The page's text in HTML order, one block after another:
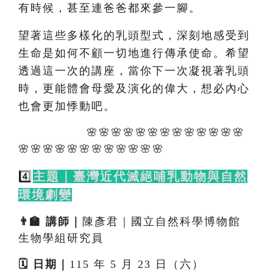
有時候，甚至連爸爸都來參一腳。
望著這些多樣化的乳頭型式，深刻地感受到
生命是如何不顧一切地進行傳承使命。希望
透過這一次的講座，當你下一次凝視著乳頭
時，更能體會母愛及演化的偉大，想必內心
也會更加悸動吧。
🌸🌸🌸🌸🌸🌸🌸🌸🌸🌸🌸🌸🌸
🌸🌸🌸🌸🌸🌸🌸🌸🌸🌸🌸🌸
4️⃣ 主題｜臺灣近代滅絕哺乳動物與自然
環境劇變
👨‍🏫 講師｜ 陳彥君｜國立自然科學博物館
生物學組研究員
🗓️ 日期｜ 115 年 5 月 23 日（六）